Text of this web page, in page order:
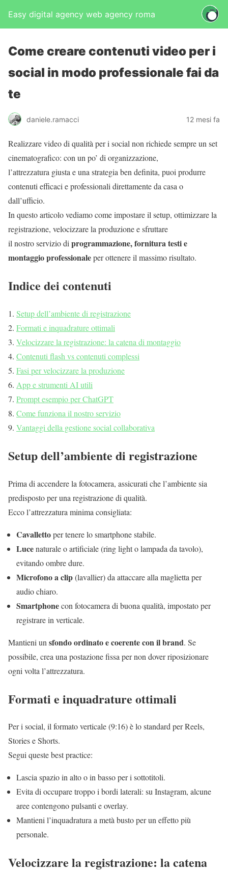
Easy digital agency web agency roma
Come creare contenuti video per i
social in modo professionale fai da
te
daniele.ramacci 12 mesi fa
Realizzare video di qualità per i social non richiede sempre un set
cinematografico: con un po’ di organizzazione,
l’attrezzatura giusta e una strategia ben definita, puoi produrre
contenuti efficaci e professionali direttamente da casa o
dall’ufficio.
In questo articolo vediamo come impostare il setup, ottimizzare la
registrazione, velocizzare la produzione e sfruttare
il nostro servizio di programmazione, fornitura testi e
montaggio professionaleper ottenere il massimo risultato.
Indice dei contenuti
Setup dell’ambiente di registrazione
Formati e inquadrature ottimali
Velocizzare la registrazione: la catena di montaggio
Contenuti flash vs contenuti complessi
Fasi per velocizzare la produzione
App e strumenti AI utili
Prompt esempio per ChatGPT
Come funziona il nostro servizio
Vantaggi della gestione social collaborativa
Setup dell’ambiente di registrazione
Prima di accendere la fotocamera, assicurati che l’ambiente sia
predisposto per una registrazione di qualità.
Ecco l’attrezzatura minima consigliata:
Cavallettoper tenere lo smartphone stabile.
Lucenaturale o artificiale (ring light o lampada da tavolo),
evitando ombre dure.
Microfono a clip(lavallier) da attaccare alla maglietta per
audio chiaro.
Smartphonecon fotocamera di buona qualità, impostato per
registrare in verticale.
Mantieni un sfondo ordinato e coerente con il brand. Se
possibile, crea una postazione fissa per non dover riposizionare
ogni volta l’attrezzatura.
Formati e inquadrature ottimali
Per i social, il formato verticale (9:16) è lo standard per Reels,
Stories e Shorts.
Segui queste best practice:
Lascia spazio in alto o in basso per i sottotitoli.
Evita di occupare troppo i bordi laterali: su Instagram, alcune
aree contengono pulsanti e overlay.
Mantieni l’inquadratura a metà busto per un effetto più
personale.
Velocizzare la registrazione: la catena